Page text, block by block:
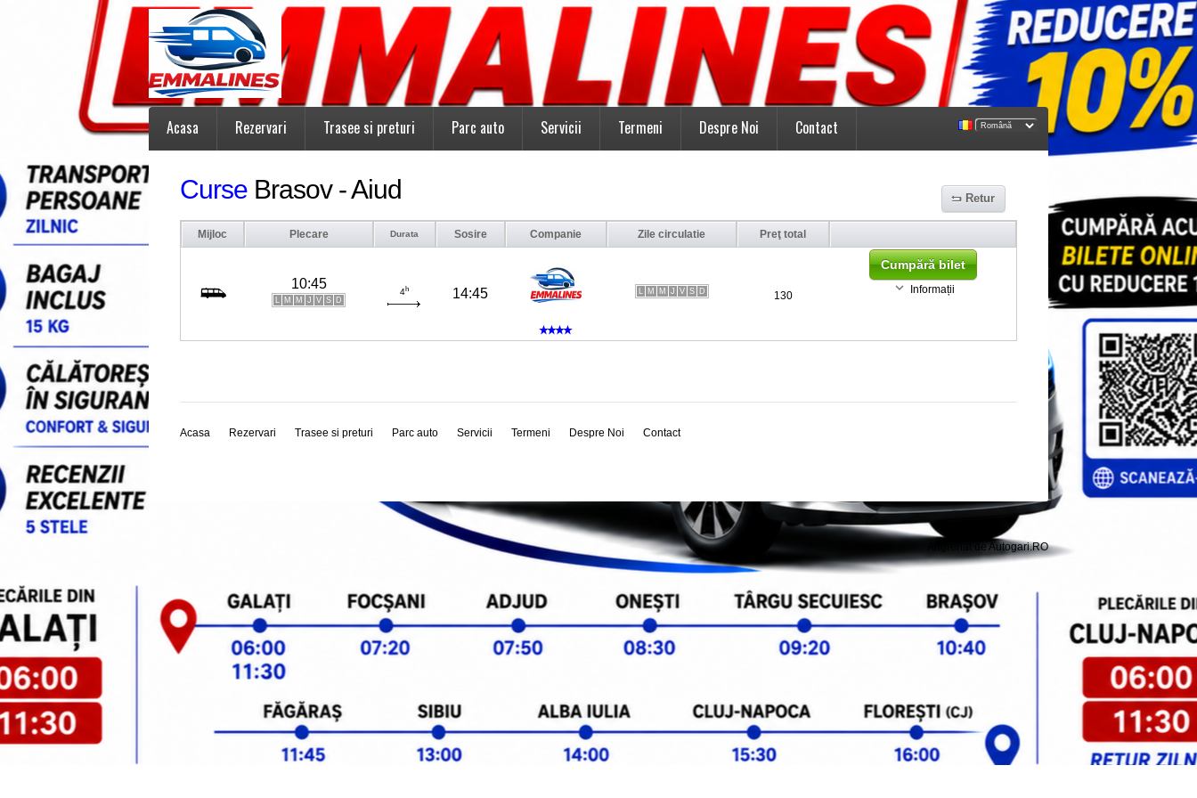
Acasa Rezervari Trasee si preturi Parc auto Servicii Termeni Despre Noi Contact
Curse Brasov - Aiud Retur
Mijloc Plecare Durata Sosire Companie Zile circulatie Preţ total
10:45
L M M J V S D
4h 14:45 L M M J V S D 130
Cumpără bilet
Informații
Acasa Rezervari Trasee si preturi Parc auto Servicii Termeni Despre Noi Contact
Angrenat de Autogari.RO